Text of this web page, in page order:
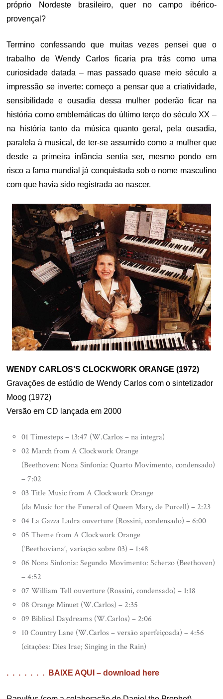
próprio Nordeste brasileiro, quer no campo ibérico-
provençal?
Termino confessando que muitas vezes pensei que o
trabalho de Wendy Carlos ficaria pra trás como uma
curiosidade datada – mas passado quase meio século a
impressão se inverte: começo a pensar que a criatividade,
sensibilidade e ousadia dessa mulher poderão ficar na
história como emblemáticas do último terço do século XX –
na história tanto da música quanto geral, pela ousadia,
paralela à musical, de ter-se assumido como a mulher que
desde a primeira infância sentia ser, mesmo pondo em
risco a fama mundial já conquistada sob o nome masculino
com que havia sido registrada ao nascer.
WENDY CARLOS’S CLOCKWORK ORANGE (1972)
Gravações de estúdio de Wendy Carlos com o sintetizador
Moog (1972)
Versão em CD lançada em 2000
01 Timesteps – 13:47 (W.Carlos – na integra)
02 March from A Clockwork Orange
(Beethoven: Nona Sinfonia: Quarto Movimento, condensado)
– 7:02
03 Title Music from A Clockwork Orange
(da Music for the Funeral of Queen Mary, de Purcell) – 2:23
04 La Gazza Ladra ouverture (Rossini, condensado) – 6:00
05 Theme from A Clockwork Orange
(‘Beethoviana’, variação sobre 03) – 1:48
06 Nona Sinfonia: Segundo Movimento: Scherzo (Beethoven)
– 4:52
07 William Tell ouverture (Rossini, condensado) – 1:18
08 Orange Minuet (W.Carlos) – 2:35
09 Biblical Daydreams (W.Carlos) – 2:06
10 Country Lane (W.Carlos – versão aperfeiçoada) – 4:56
(citações: Dies Irae; Singing in the Rain)
. . . . . . . BAIXE AQUI – download here